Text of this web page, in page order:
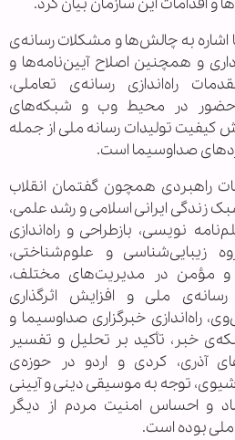
و اقدامات این سازمان بیان کرد.
به چالش‌ها و مشکلات رسانه‌ی
و همچنین اصلاح آیین‌نامه‌ها و
راه‌اندازی رسانه‌ی تعاملی،
حضور در محیط وب و شبکه‌های
کیفیت تولیدات رسانه ملی از جمله
صداوسیما است.
راهبردی همچون گفتمان انقلاب
زندگی ایرانی اسلامی و رشد علمی،
نویسی، بازطراحی و راه‌اندازی
زیبایی‌شناسی و علوم‌شناختی،
و مؤمن در مدیریت‌های مختلف،
ملی و افزایش اثرگذاری
راه‌اندازی خبرگزاری صداوسیما و
خبر، تأکید بر تحلیل و تفسیر
آذری، کردی و اردو در حوزه‌ی
توجه به موسیقی دینی و آیینی
و احساس امنیت مردم از دیگر
ملی بوده است.